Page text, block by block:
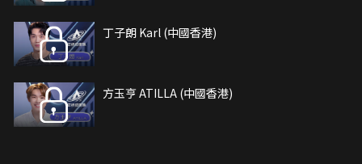
丁子朗 Karl (中國香港)
方玉亨 ATILLA (中國香港)